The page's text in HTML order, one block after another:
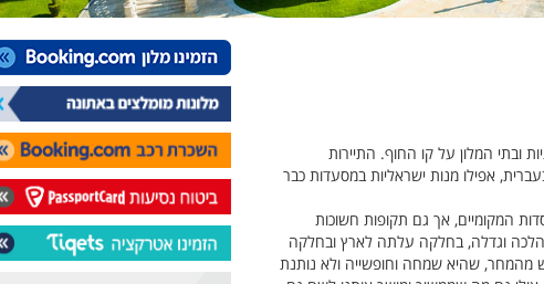
ובתי המלון על קו החוף. התיירות
אפילו מנות ישראליות במסעדות כבר
המקומיים, אך גם תקופות חשוכות
הלכה וגדלה, בחלקה עלתה לארץ ובחלקה
שהיא שמחה וחופשייה ולא נותנת